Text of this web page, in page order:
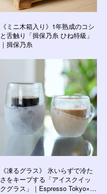
《ミニ木箱入り》1年熟成のコシ
と舌触り「揖保乃糸 ひね特級」
｜揖保乃糸
《凍るグラス》 氷いらずで冷た
さをキープする「アイスクイッ
クグラス」｜Espresso Tokyo×豆